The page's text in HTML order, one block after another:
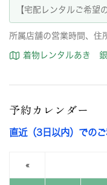
【宅配レンタルご希望
所属店舗の営業時間、住
着物レンタルあき
予約カレンダー
直近（3日以内）での
«